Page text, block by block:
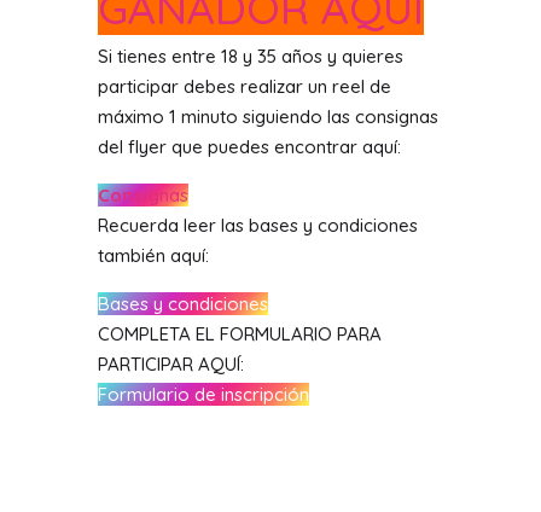
Si tienes entre 18 y 35 años y quieres
participar debes realizar un reel de
máximo 1 minuto siguiendo las consignas
del flyer que puedes encontrar aquí:
Consignas
Recuerda leer las bases y condiciones
también aquí:
Bases y condiciones
COMPLETA EL FORMULARIO PARA
PARTICIPAR AQUÍ:
Formulario de inscripción